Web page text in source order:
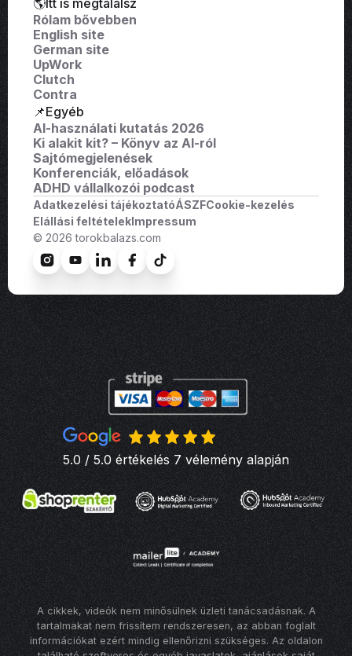
🌎Itt is megtalálsz
Rólam bővebben
English site
German site
UpWork
Clutch
Contra
📌Egyéb
AI-használati kutatás 2026
Ki alakit kit? – Könyv az AI-ról
Sajtómegjelenések
Konferenciák, előadások
ADHD vállalkozói podcast
Adatkezelési tájékoztatóÁSZFCookie-kezelés
Elállási feltételek Impressum
© 2026 torokbalazs.com
5.0 / 5.0 értékelés 7 vélemény alapján
A cikkek, videók nem minősülnek üzleti tanácsadásnak. A
tartalmakat nem frissítem rendszeresen, az abban foglalt
információkat ezért mindig ellenőrizni szükséges. Az oldalon